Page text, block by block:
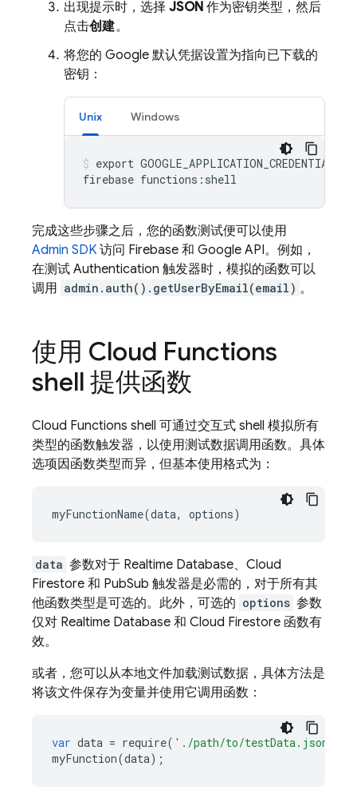
出现提示时，选择 JSON 作为密钥类型，然后
点击创建。
将您的 Google 默认凭据设置为指向已下载的
密钥：
Unix Windows
export
完成这些步骤之后，您的函数测试便可以使用
Admin SDK 访问 Firebase 和 Google API。例如，
在测试 Authentication 触发器时，模拟的函数可以
调用 admin.auth().getUserByEmail(email) 。
使用 Cloud Functions
shell 提供函数
Cloud Functions shell 可通过交互式 shell 模拟所有
类型的函数触发器，以使用测试数据调用函数。具体
选项因函数类型而异，但基本使用格式为：
data 参数对于 Realtime Database、Cloud
Firestore 和 PubSub 触发器是必需的，对于所有其
他函数类型是可选的。此外，可选的 options 参数
仅对 Realtime Database 和 Cloud Firestore 函数有
效。
或者，您可以从本地文件加载测试数据，具体方法是
将该文件保存为变量并使用它调用函数：
var data = require( './path/to/testData.json'
myFunction(data);